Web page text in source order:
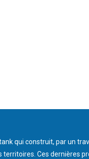
tank qui construit, par un
territoires. Ces dernières